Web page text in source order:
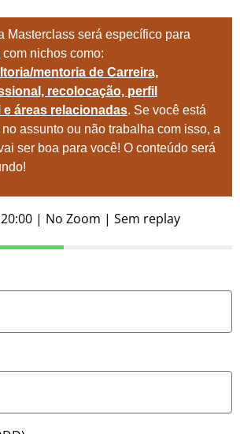
Masterclass será específico para
com nichos como:
mentoria de Carreira,
recolocação, perfil
áreas relacionadas. Se você está
assunto ou não trabalha com isso, a
ser boa para você! O conteúdo será
| No Zoom | Sem replay